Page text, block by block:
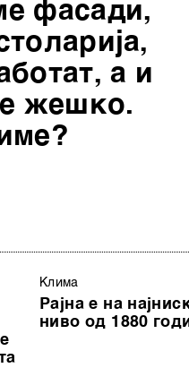
фасади,
а и
жешко.
Клима
Рајна е на
ниво од 1880